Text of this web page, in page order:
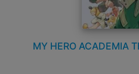
MY HERO ACADEMIA